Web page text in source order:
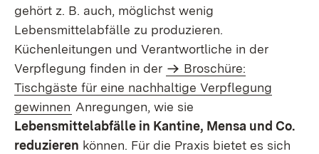
gehört z. B. auch, möglichst wenig
Lebensmittelabfälle zu produzieren.
Küchenleitungen und Verantwortliche in der
Verpflegung finden in der
Broschüre:
Tischgäste für eine nachhaltige Verpflegung
gewinnen Anregungen, wie sie
Lebensmittelabfälle in Kantine, Mensa und Co.
reduzieren können. Für die Praxis bietet es sich